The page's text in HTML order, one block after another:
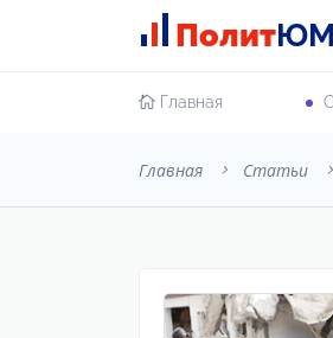
Полит
Главная
Главная Cтатьи